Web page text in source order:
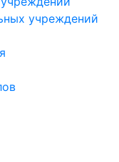
учреждений